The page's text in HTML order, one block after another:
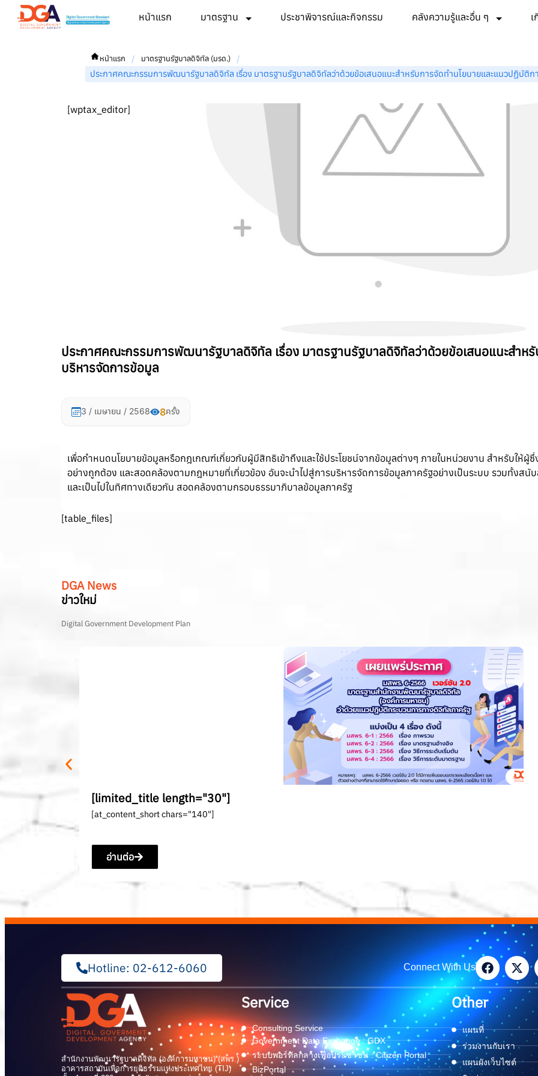
หน้าแรก มาตรฐาน ประชาพิจารณ์และกิจกรรม คลังความรู้และอื่น ๆ
หน้าแรก / มาตรฐานรัฐบาลดิจิทัล (มรด.)
/
ประกาศคณะกรรมการพัฒนารัฐบาลดิจิทัล เรื่อง มาตรฐานรัฐบาลดิจิทัลว่าด้วยข้อเสนอแนะสำหรับการจัดทำนโยบายและแนวปฏิบัติก
[wptax_editor]
ประกาศคณะกรรมการพัฒนารัฐบาลดิจิทัล เรื่อง มาตรฐานรัฐบาลดิจิทัลว่าด้วยข้อเสนอแนะสำห
บริหารจัดการข้อมูล
3 / เมษายน / 2568 8ครั้ง
เพื่อกำหนดนโยบายข้อมูลหรือกฎเกณฑ์เกี่ยวกับผู้มีสิทธิเข้าถึงและใช้ประโยชน์จากข้อมูลต่างๆ ภายในหน่วยงาน สำหรับให้
อย่างถูกต้อง และสอดคล้องตามกฎหมายที่เกี่ยวข้อง อันจะนำไปสู่การบริหารจัดการข้อมูลภาครัฐอย่างเป็นระบบ รวมทั้งส
และเป็นไปในทิศทางเดียวกัน สอดคล้องตามกรอบธรรมาภิบาลข้อมูลภาครัฐ
[table_files]
DGA News
ข่าวใหม่
Digital Government Development Plan
[limited_title length="30"]
[at_content_short chars="140"]
อ่านต่อ
Hotline: 02-612-6060 Connect With Us
สำนักงานพัฒนารัฐบาลดิจิทัล (องค์การมหาชน) (สพร.)
อาคารสถาบันเพื่อการยุติธรรมแห่งประเทศไทย (TIJ)
Service
Consulting Service
Government Data Exchange : GDX
ระบบพอร์ทัลกลางเพื่อประชาชน : Citizen Portal
BizPortal
Other
แผนที่
ร่วมงานกับเรา
แผนผังเว็บไซต์